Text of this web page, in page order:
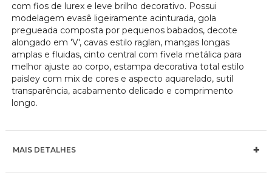
com fios de lurex e leve brilho decorativo. Possui
modelagem evasê ligeiramente acinturada, gola
pregueada composta por pequenos babados, decote
alongado em 'V', cavas estilo raglan, mangas longas
amplas e fluidas, cinto central com fivela metálica para
melhor ajuste ao corpo, estampa decorativa total estilo
paisley com mix de cores e aspecto aquarelado, sutil
transparência, acabamento delicado e comprimento
longo.
MAIS DETALHES